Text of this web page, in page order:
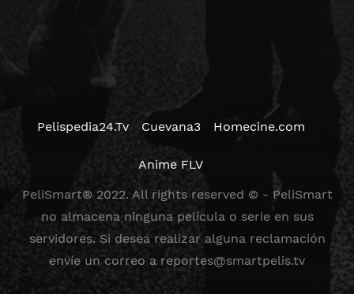
Pelispedia24.Tv Cuevana3 Homecine.com
Anime FLV
PeliSmart® 2022. All rights reserved © - PeliSmart
no almacena ninguna película o serie en sus
servidores. Si desea realizar alguna reclamación
envíe un correo a reportes@smartpelis.tv